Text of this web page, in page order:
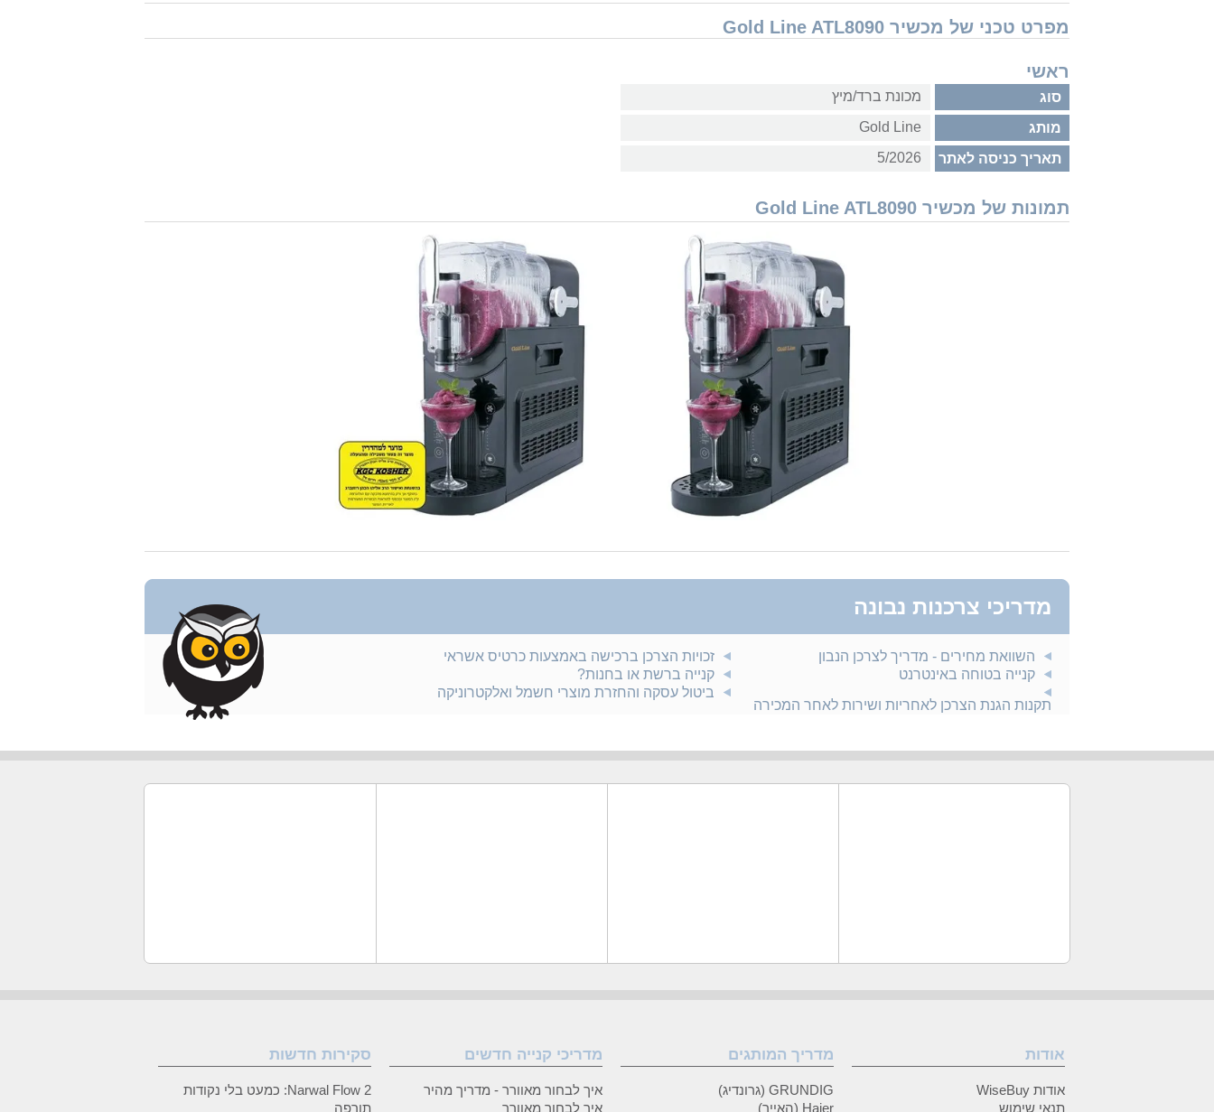
מפרט טכני של מכשיר Gold Line ATL8090
ראשי
סוג מכונת ברד/מיץ
מותג Gold Line
תאריך כניסה לאתר 5/2026
תמונות של מכשיר Gold Line ATL8090
מדריכי צרכנות נבונה
השוואת מחירים - מדריך לצרכן הנבון
קנייה בטוחה באינטרנט
תקנות הגנת הצרכן לאחריות ושירות לאחר המכירה
זכויות הצרכן ברכישה באמצעות כרטיס אשראי
קנייה ברשת או בחנות?
ביטול עסקה והחזרת מוצרי חשמל ואלקטרוניקה
אודות
אודות WiseBuy
תנאי שימוש
מדריך המותגים
GRUNDIG (גרונדיג)
Haier (האייר)
מדריכי קנייה חדשים
איך לבחור מאוורר - מדריך מהיר
איך לבחור מאוורר
סקירות חדשות
Narwal Flow 2: כמעט בלי נקודות
תורפה